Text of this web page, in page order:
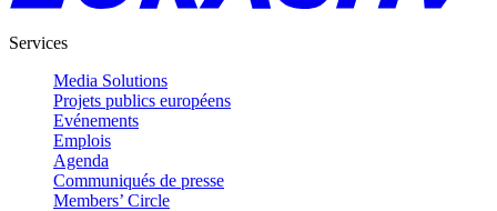
Services
Media Solutions
Projets publics européens
Evénements
Emplois
Agenda
Communiqués de presse
Members’ Circle